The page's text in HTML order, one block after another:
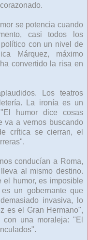
se potencia cuando
casi todos los
con un nivel de
Márquez, máximo
convertido la risa en
Los teatros
La ironía es un
humor dice cosas
va a vernos buscando
crítica se cierran, el
conducían a Roma,
al mismo destino.
el humor, es imposible
un gobernante que
invasiva, lo
es el Gran Hermano",
una moraleja: "El